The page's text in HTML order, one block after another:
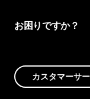
お困りですか？
カスタマーサ